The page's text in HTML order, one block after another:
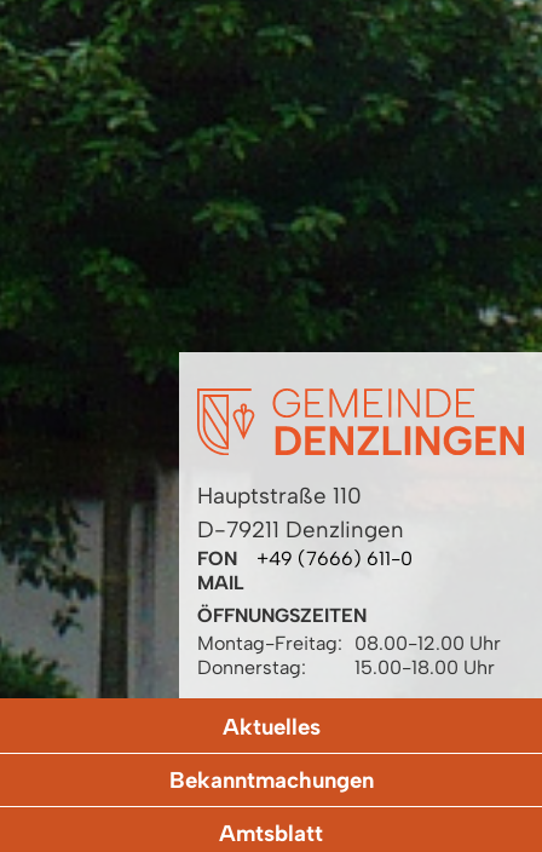
Hauptstraße 110
D-79211 Denzlingen
FON
+49 (7666) 611-0
MAIL
ÖFFNUNGSZEITEN
Montag-Freitag:
08.00-12.00 Uhr
Donnerstag:
15.00-18.00 Uhr
Aktuelles
Bekanntmachungen
Amtsblatt